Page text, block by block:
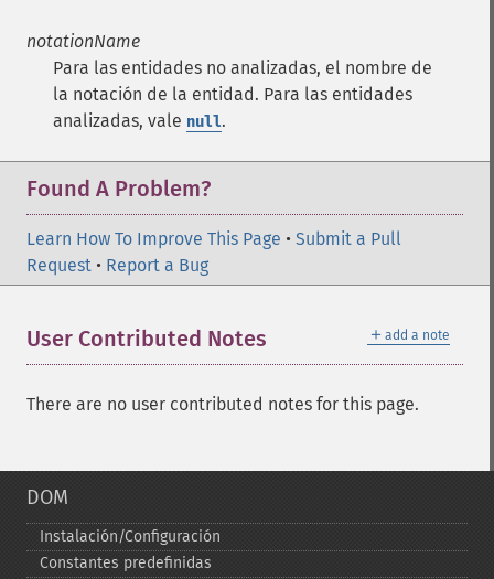
notationName
Para las entidades no analizadas, el nombre de
la notación de la entidad. Para las entidades
analizadas, vale null.
Found A Problem?
Learn How To Improve This Page • Submit a Pull
Request • Report a Bug
＋ add a note
User Contributed Notes
There are no user contributed notes for this page.
DOM
Instalación/Configuración
Constantes predefinidas